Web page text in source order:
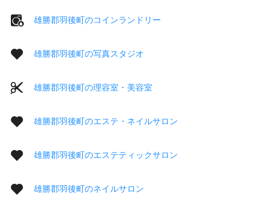
雄勝郡羽後町のコインランドリー
雄勝郡羽後町の写真スタジオ
雄勝郡羽後町の理容室・美容室
雄勝郡羽後町のエステ・ネイルサロン
雄勝郡羽後町のエステティックサロン
雄勝郡羽後町のネイルサロン